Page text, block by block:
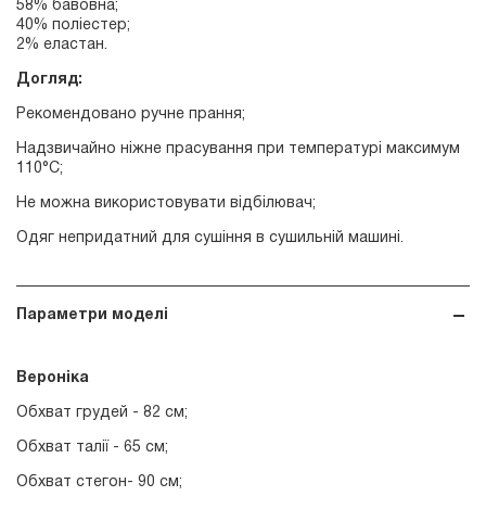
58% бавовна;
40% поліестер;
2% еластан.
Догляд:
Рекомендовано ручне прання;
Надзвичайно ніжне прасування при температурі максимум
110°С;
Не можна використовувати відбілювач;
Одяг непридатний для сушіння в сушильній машині.
Параметри моделі
Вероніка
Обхват грудей - 82 см;
Обхват талії - 65 см;
Обхват стегон- 90 см;